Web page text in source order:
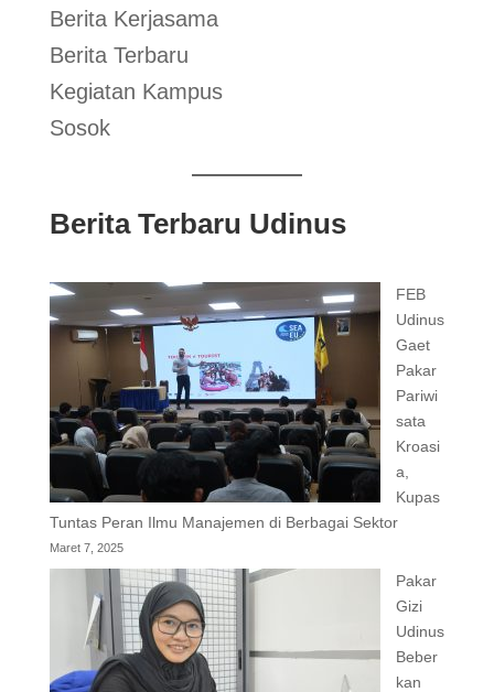
Berita Kerjasama
Berita Terbaru
Kegiatan Kampus
Sosok
Berita Terbaru Udinus
FEB
Udinus
Gaet
Pakar
Pariwi
sata
Kroasi
a,
Kupas
Tuntas Peran Ilmu Manajemen di Berbagai Sektor
Maret 7, 2025
Pakar
Gizi
Udinus
Beber
kan